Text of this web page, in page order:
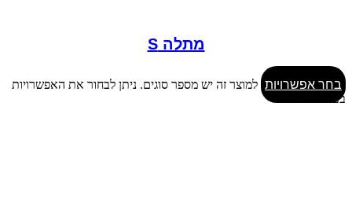
מתלה S
בחר אפשרויות למוצר זה יש מספר סוגים. ניתן לבחור את האפשרויות
בעמוד המוצר